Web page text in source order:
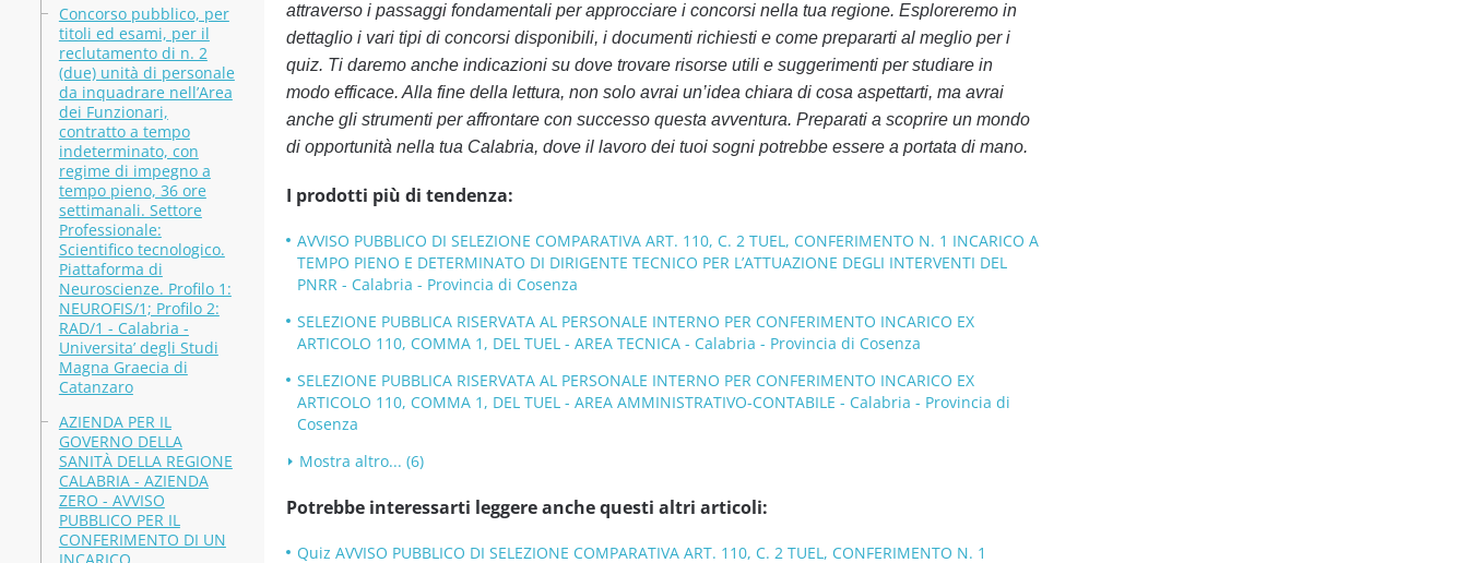
Concorso pubblico, per
titoli ed esami, per il
reclutamento di n. 2
(due) unità di personale
da inquadrare nell’Area
dei Funzionari,
contratto a tempo
indeterminato, con
regime di impegno a
tempo pieno, 36 ore
settimanali. Settore
Professionale:
Scientifico tecnologico.
Piattaforma di
Neuroscienze. Profilo 1:
NEUROFIS/1; Profilo 2:
RAD/1 - Calabria -
Universita’ degli Studi
Magna Graecia di
Catanzaro
AZIENDA PER IL
GOVERNO DELLA
SANITÀ DELLA REGIONE
CALABRIA - AZIENDA
ZERO - AVVISO
PUBBLICO PER IL
CONFERIMENTO DI UN
attraverso i passaggi fondamentali per approcciare i concorsi nella tua regione. Esploreremo in
dettaglio i vari tipi di concorsi disponibili, i documenti richiesti e come prepararti al meglio per i
quiz. Ti daremo anche indicazioni su dove trovare risorse utili e suggerimenti per studiare in
modo efficace. Alla fine della lettura, non solo avrai un’idea chiara di cosa aspettarti, ma avrai
anche gli strumenti per affrontare con successo questa avventura. Preparati a scoprire un mondo
di opportunità nella tua Calabria, dove il lavoro dei tuoi sogni potrebbe essere a portata di mano.
I prodotti più di tendenza:
AVVISO PUBBLICO DI SELEZIONE COMPARATIVA ART. 110, C. 2 TUEL, CONFERIMENTO N. 1 INCARICO A
TEMPO PIENO E DETERMINATO DI DIRIGENTE TECNICO PER L’ATTUAZIONE DEGLI INTERVENTI DEL
PNRR - Calabria - Provincia di Cosenza
SELEZIONE PUBBLICA RISERVATA AL PERSONALE INTERNO PER CONFERIMENTO INCARICO EX
ARTICOLO 110, COMMA 1, DEL TUEL - AREA TECNICA - Calabria - Provincia di Cosenza
SELEZIONE PUBBLICA RISERVATA AL PERSONALE INTERNO PER CONFERIMENTO INCARICO EX
ARTICOLO 110, COMMA 1, DEL TUEL - AREA AMMINISTRATIVO-CONTABILE - Calabria - Provincia di
Cosenza
Mostra altro... (6)
Potrebbe interessarti leggere anche questi altri articoli:
Quiz AVVISO PUBBLICO DI SELEZIONE COMPARATIVA ART. 110, C. 2 TUEL, CONFERIMENTO N. 1